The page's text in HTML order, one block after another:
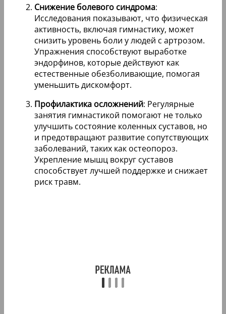
Снижение болевого синдрома:
Исследования показывают, что физическая
активность, включая гимнастику, может
снизить уровень боли у людей с артрозом.
Упражнения способствуют выработке
эндорфинов, которые действуют как
естественные обезболивающие, помогая
уменьшить дискомфорт.
Профилактика осложнений: Регулярные
занятия гимнастикой помогают не только
улучшить состояние коленных суставов, но
и предотвращают развитие сопутствующих
заболеваний, таких как остеопороз.
Укрепление мышц вокруг суставов
способствует лучшей поддержке и снижает
риск травм.